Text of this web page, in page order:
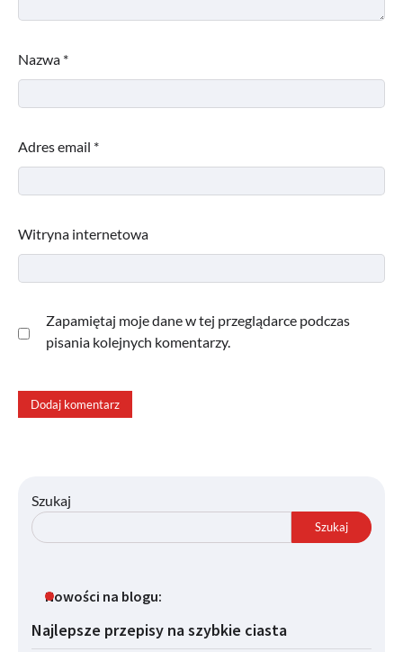
Nazwa *
Adres email *
Witryna internetowa
Zapamiętaj moje dane w tej przeglądarce podczas
pisania kolejnych komentarzy.
Szukaj
Szukaj
Nowości na blogu:
Najlepsze przepisy na szybkie ciasta